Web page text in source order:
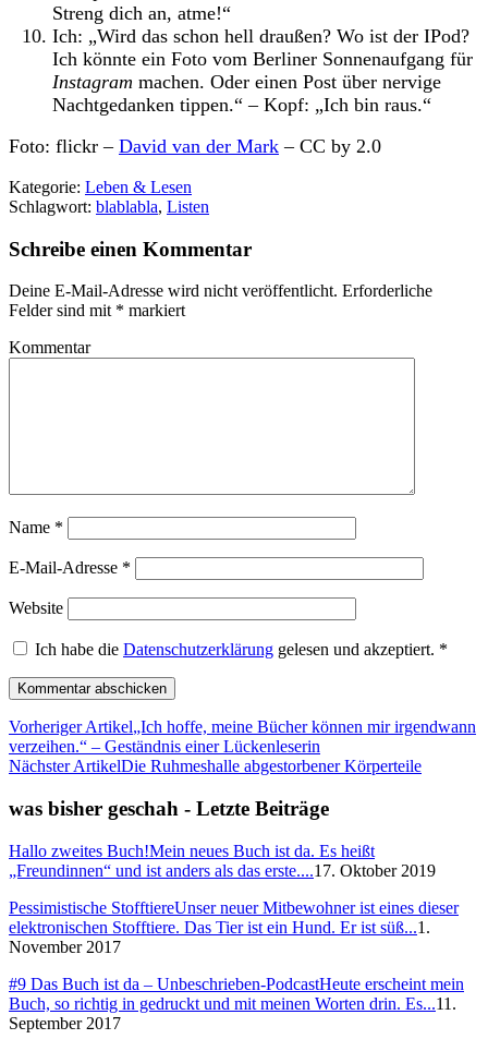
Streng dich an, atme!“
Ich: „Wird das schon hell draußen? Wo ist der IPod?
Ich könnte ein Foto vom Berliner Sonnenaufgang für
Instagram machen. Oder einen Post über nervige
Nachtgedanken tippen.“ – Kopf: „Ich bin raus.“
Foto: flickr – David van der Mark – CC by 2.0
Kategorie: Leben & Lesen
Schlagwort: blablabla, Listen
Schreibe einen Kommentar
Deine E-Mail-Adresse wird nicht veröffentlicht. Erforderliche
Felder sind mit * markiert
Kommentar
Name *
E-Mail-Adresse *
Website
Ich habe die Datenschutzerklärung gelesen und akzeptiert. *
Vorheriger Artikel„Ich hoffe, meine Bücher können mir irgendwann
verzeihen.“ – Geständnis einer Lückenleserin
Nächster ArtikelDie Ruhmeshalle abgestorbener Körperteile
was bisher geschah - Letzte Beiträge
Hallo zweites Buch!Mein neues Buch ist da. Es heißt
„Freundinnen“ und ist anders als das erste....17. Oktober 2019
Pessimistische StofftiereUnser neuer Mitbewohner ist eines dieser
elektronischen Stofftiere. Das Tier ist ein Hund. Er ist süß...1.
November 2017
#9 Das Buch ist da – Unbeschrieben-PodcastHeute erscheint mein
Buch, so richtig in gedruckt und mit meinen Worten drin. Es...11.
September 2017